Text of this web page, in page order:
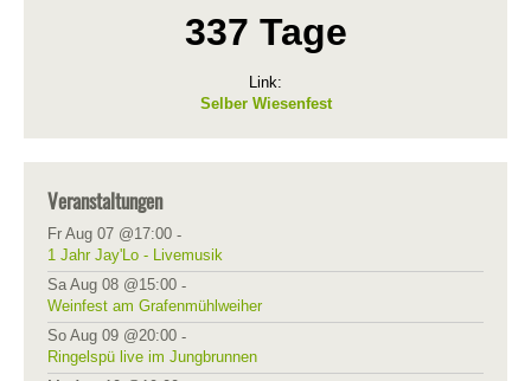
337 Tage
Link:
Selber Wiesenfest
Veranstaltungen
Fr Aug 07 @17:00 -
1 Jahr Jay'Lo - Livemusik
Sa Aug 08 @15:00 -
Weinfest am Grafenmühlweiher
So Aug 09 @20:00 -
Ringelspü live im Jungbrunnen